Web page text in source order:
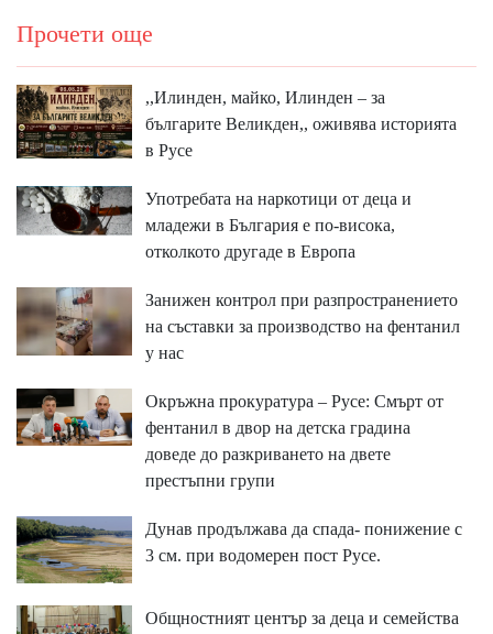
Прочети още
,,Илинден, майко, Илинден – за
българите Великден,, оживява историята
в Русе
Употребата на наркотици от деца и
младежи в България е по-висока,
отколкото другаде в Европа
Занижен контрол при разпространението
на съставки за производство на фентанил
у нас
Окръжна прокуратура – Русе: Смърт от
фентанил в двор на детска градина
доведе до разкриването на двете
престъпни групи
Дунав продължава да спада- понижение с
3 см. при водомерен пост Русе.
Общностният център за деца и семейства